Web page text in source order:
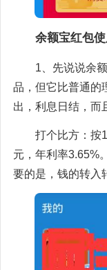
余额宝红包
1、先说说余
品，但它比普通的
出，利息日结，而
打个比方：按
元，年利率3.65%
要的是，钱的转入